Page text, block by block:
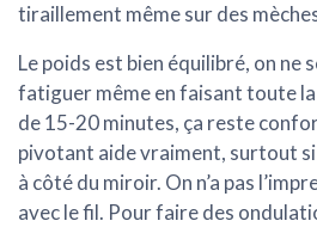
tiraillement même sur des
Le poids est bien équilibré, on ne
fatiguer même en faisant toute la
de 15-20 minutes, ça reste
pivotant aide vraiment, surtout si
à côté du miroir. On n’a pas
avec le fil. Pour faire des